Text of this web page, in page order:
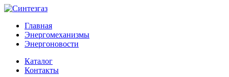
Главная
Энергомеханизмы
Энергоновости
Каталог
Контакты